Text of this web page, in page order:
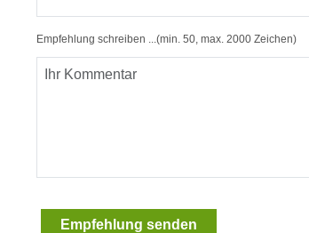
Empfehlung schreiben ...(min. 50, max. 2000 Zeichen)
Empfehlung senden